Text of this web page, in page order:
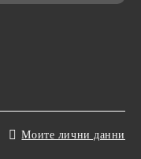
Моите лични данни